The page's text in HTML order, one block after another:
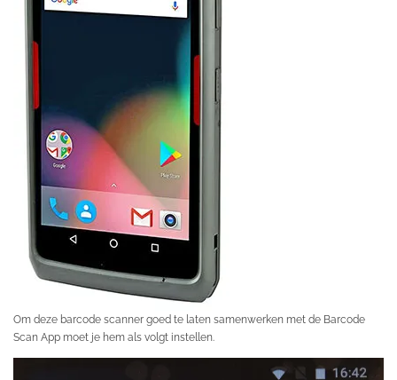
Om deze barcode scanner goed te laten samenwerken met de Barcode
Scan App moet je hem als volgt instellen.